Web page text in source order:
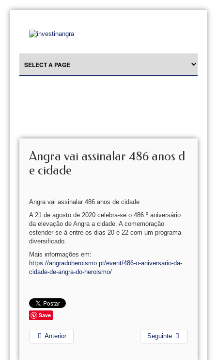
Angra vai assinalar 486 anos d
e cidade
Angra vai assinalar 486 anos de cidade
A 21 de agosto de 2020 celebra-se o 486.º aniversário
da elevação de Angra a cidade. A comemoração
estender-se-á entre os dias 20 e 22 com um programa
diversificado.
Mais informações em:
https://angradoheroismo.pt/event/486-o-aniversario-da-
cidade-de-angra-do-heroismo/
Save
Anterior Seguinte